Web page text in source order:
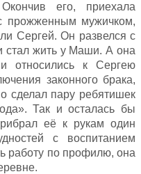
его, приехала
прожженным мужичком,
Сергей. Он развелся с
стал жить у Маши. А она
относились к Сергею
законного брака,
сделал пару ребятишек
Так и осталась бы
её к рукам один
с воспитанием
работу по профилю, она